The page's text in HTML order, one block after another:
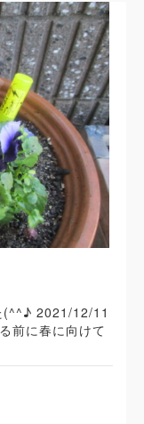
(^^♪ 2021/12/11
前に春に向けて